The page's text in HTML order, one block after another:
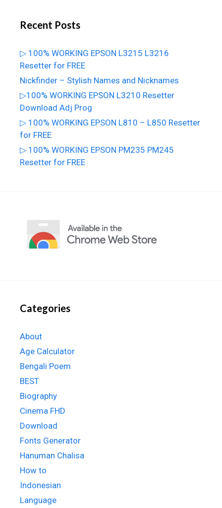
Recent Posts
▷ 100% WORKING EPSON L3215 L3216
Resetter for FREE
Nickfinder – Stylish Names and Nicknames
▷100% WORKING EPSON L3210 Resetter
Download Adj Prog
▷ 100% WORKING EPSON L810 – L850 Resetter
for FREE
▷ 100% WORKING EPSON PM235 PM245
Resetter for FREE
Categories
About
Age Calculator
Bengali Poem
BEST
Biography
Cinema FHD
Download
Fonts Generator
Hanuman Chalisa
How to
Indonesian
Language